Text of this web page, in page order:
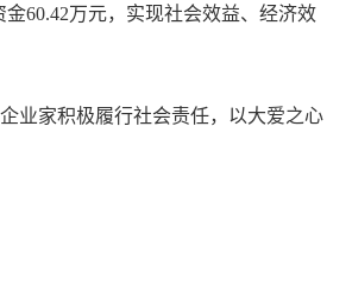
60.42万元，实现社会效益、经济效
家积极履行社会责任，以大爱之心